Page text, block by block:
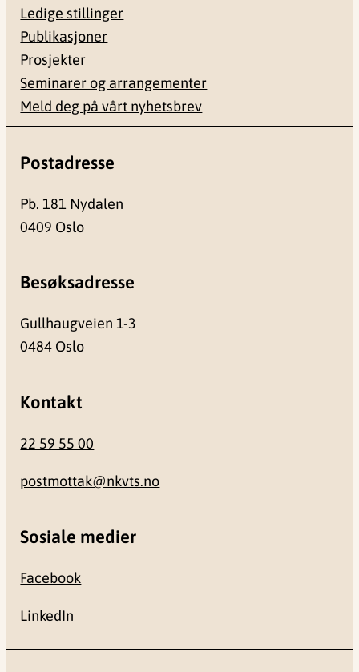
Ledige stillinger
Publikasjoner
Prosjekter
Seminarer og arrangementer
Meld deg på vårt nyhetsbrev
Postadresse
Pb. 181 Nydalen
0409 Oslo
Besøksadresse
Gullhaugveien 1-3
0484 Oslo
Kontakt
22 59 55 00
postmottak@nkvts.no
Sosiale medier
Facebook
LinkedIn